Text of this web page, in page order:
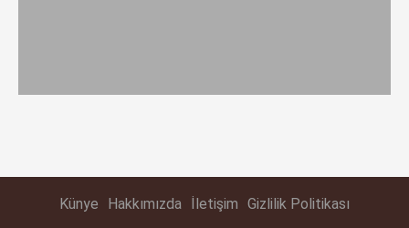
Künye Hakkımızda İletişim Gizlilik Politikası